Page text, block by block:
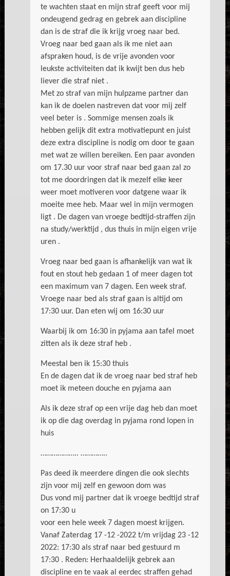
te wachten staat en mijn straf geeft voor mij
ondeugend gedrag en gebrek aan discipline
dan is de straf die ik krijg vroeg naar bed.
Vroeg naar bed gaan als ik me niet aan
afspraken houd, is de vrije avonden voor
leukste activiteiten dat ik kwijt ben dus heb
liever die straf niet .
Met zo straf van mijn hulpzame partner dan
kan ik de doelen nastreven dat voor mij zelf
veel beter is . Sommige mensen zoals ik
hebben gelijk dit extra motivatiepunt en juist
deze extra discipline is nodig om door te gaan
met wat ze willen bereiken. Een paar avonden
om 17.30 uur voor straf naar bed gaan zal zo
tot me doordringen dat ik mezelf elke keer
weer moet motiveren voor datgene waar ik
moeite mee heb. Maar wel in mijn vermogen
ligt . De dagen van vroege bedtijd-straffen zijn
na study/werktijd , dus thuis in mijn eigen vrije
uren .
Vroeg naar bed gaan is afhankelijk van wat ik
fout en stout heb gedaan 1 of meer dagen tot
een maximum van 7 dagen. Een week straf.
Vroege naar bed als straf gaan is altijd om
17:30 uur. Dan eten wij om 16:30 uur
Waarbij ik om 16:30 in pyjama aan tafel moet
zitten als ik deze straf heb .
Meestal ben ik 15:30 thuis
En de dagen dat ik de vroeg naar bed straf heb
moet ik meteen douche en pyjama aan
Als ik deze straf op een vrije dag heb dan moet
ik op die dag overdag in pyjama rond lopen in
huis
……………….. …………..
Pas deed ik meerdere dingen die ook slechts
zijn voor mij zelf en gewoon dom was
Dus vond mij partner dat ik vroege bedtijd straf
on 17:30 u
voor een hele week 7 dagen moest krijgen.
Vanaf Zaterdag 17 -12 -2022 t/m vrijdag 23 -12
2022: 17:30 als straf naar bed gestuurd m
17:30 . Reden: Herhaaldelijk gebrek aan
discipline en te vaak al eerdec straffen gehad